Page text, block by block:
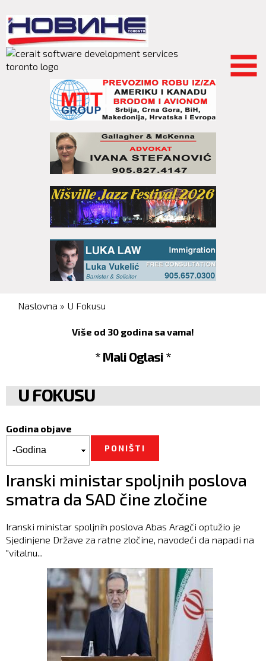
main
content
You are here
Naslovna » U Fokusu
Više od 30 godina sa vama!
* Mali Oglasi *
U FOKUSU
Godina objave
Iranski ministar spoljnih poslova
smatra da SAD čine zločine
Iranski ministar spoljnih poslova Abas Aragči optužio je
Sjedinjene Države za ratne zločine, navodeći da napadi na
"vitalnu...